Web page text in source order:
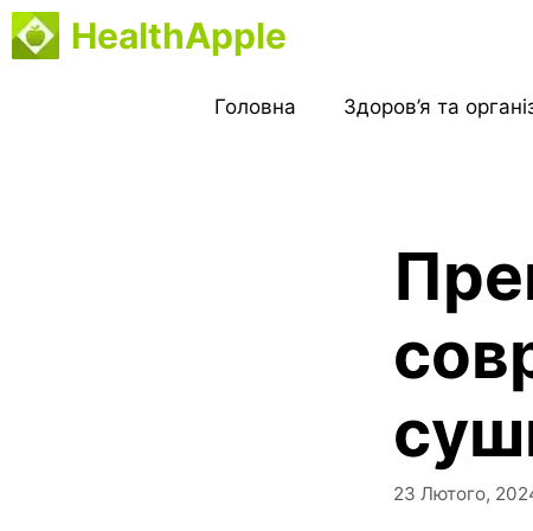
Перейти
до
HealthApple
Головна Здоров’я та
23 Лютого,